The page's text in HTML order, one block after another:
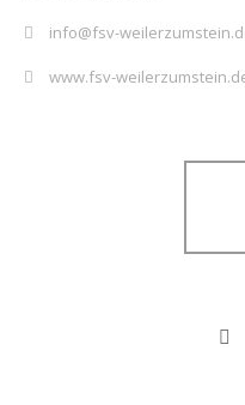
info@fsv-
www.fsv-